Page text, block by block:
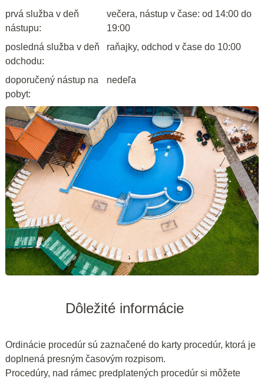
prvá služba v deň
nástupu:
večera, nástup v čase: od 14:00 do
19:00
posledná služba v deň
odchodu:
raňajky, odchod v čase do 10:00
doporučený nástup na
pobyt:
nedeľa
Dôležité informácie
Ordinácie procedúr sú zaznačené do karty procedúr, ktorá je
doplnená presným časovým rozpisom.
Procedúry, nad rámec predplatených procedúr si môžete